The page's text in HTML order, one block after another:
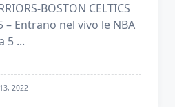
BOSTON CELTICS
– Entrano nel vivo le NBA
5 ...
2022